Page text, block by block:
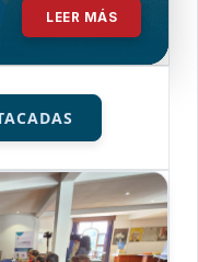
LEER MÁS